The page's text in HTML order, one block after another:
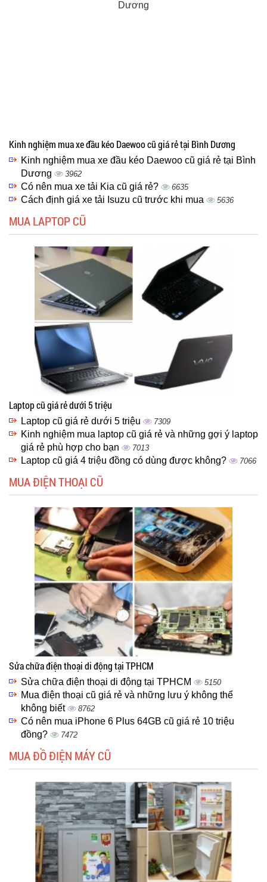
Kinh nghiệm mua xe đầu kéo Daewoo cũ giá rẻ tại Bình Dương
Kinh nghiệm mua xe đầu kéo Daewoo cũ giá rẻ tại Bình
Dương
3962
Có nên mua xe tải Kia cũ giá rẻ? 6635
Cách định giá xe tải Isuzu cũ trước khi mua 5636
MUA LAPTOP CŨ
Laptop cũ giá rẻ dưới 5 triệu
Laptop cũ giá rẻ dưới 5 triệu 7309
Kinh nghiệm mua laptop cũ giá rẻ và những gợi ý laptop
giá rẻ phù hợp cho bạn
7013
Laptop cũ giá 4 triệu đồng có dùng được không? 7066
MUA ĐIỆN THOẠI CŨ
Sửa chữa điện thoại di động tại TPHCM
Sửa chữa điện thoại di động tại TPHCM 5150
Mua điện thoại cũ giá rẻ và những lưu ý không thể
không biết
8762
Có nên mua iPhone 6 Plus 64GB cũ giá rẻ 10 triệu
đồng?
7472
MUA ĐỒ ĐIỆN MÁY CŨ